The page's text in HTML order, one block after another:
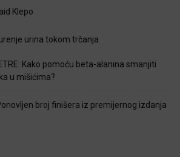
Klepo
urina tokom trčanja
Kako pomoću beta-alanina smanjiti
u mišićima?
broj finišera iz premijernog izdanja